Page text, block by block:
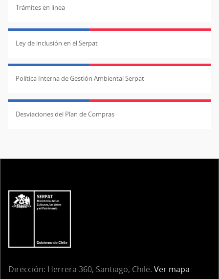
Trámites en línea
Ley de inclusión en el Serpat
Política Interna de Gestión Ambiental Serpat
Desviaciones del Plan de Compras
Dirección: Herrera 360, Santiago, Chile. Ver mapa